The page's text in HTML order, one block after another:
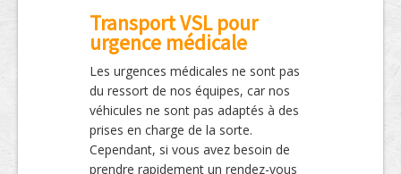
Transport VSL pour
urgence médicale
Les urgences médicales ne sont pas
du ressort de nos équipes, car nos
véhicules ne sont pas adaptés à des
prises en charge de la sorte.
Cependant, si vous avez besoin de
prendre rapidement un rendez-vous